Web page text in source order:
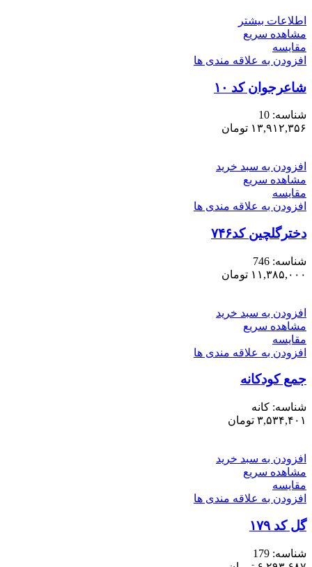
اطلاعات بیشتر
مشاهده سریع
مقایسه
افزودن به علاقه مندی ها
شاعرجوان کد ۱۰
شناسه: 10
۱۳,۹۱۲,۳۵۶ تومان
افزودن به سبد خرید
مشاهده سریع
مقایسه
افزودن به علاقه مندی ها
دخترگلچین کد۷۴۶
شناسه: 746
۱۱,۳۸۵,۰۰۰ تومان
افزودن به سبد خرید
مشاهده سریع
مقایسه
افزودن به علاقه مندی ها
جمع کودکانه
شناسه: کانه
۳,۵۳۴,۴۰۱ تومان
افزودن به سبد خرید
مشاهده سریع
مقایسه
افزودن به علاقه مندی ها
گل کد ۱۷۹
شناسه: 179